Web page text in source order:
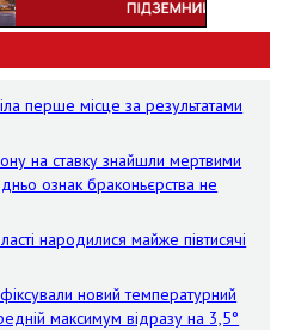
перше місце за результатами
на ставку знайшли мертвими
ознак браконьєрства не
народилися майже півтисячі
новий температурний
максимум відразу на 3,5°